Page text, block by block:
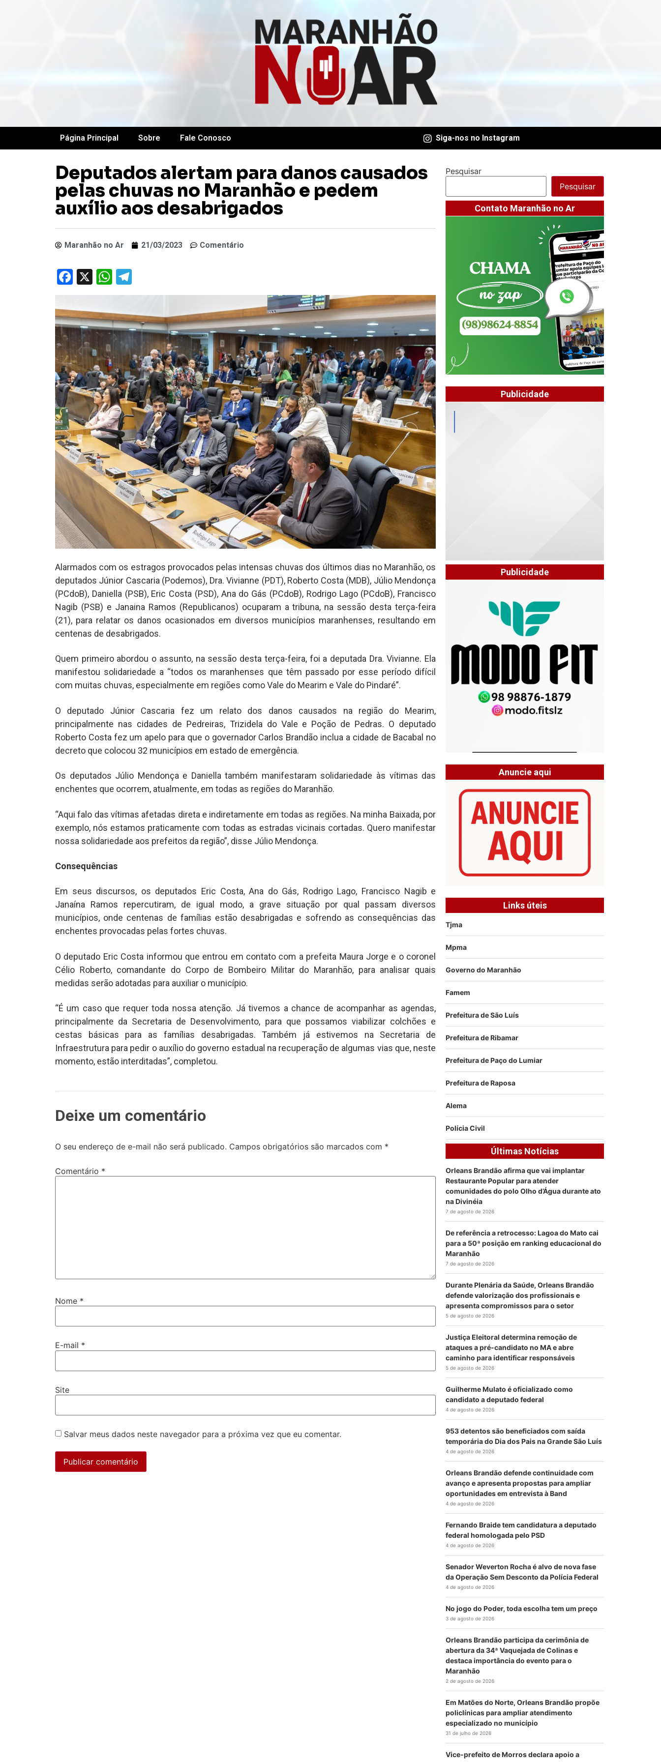
Página Principal Sobre Fale Conosco Siga-nos no Instagram
Deputados alertam para danos causados
pelas chuvas no Maranhão e pedem
auxílio aos desabrigados
Maranhão no Ar 21/03/2023 Comentário
Facebook
X WhatsApp
Alarmados com os estragos provocados pelas intensas chuvas dos últimos dias no Maranhão, os
deputados Júnior Cascaria (Podemos), Dra. Vivianne (PDT), Roberto Costa (MDB), Júlio Mendonça
(PCdoB), Daniella (PSB), Eric Costa (PSD), Ana do Gás (PCdoB), Rodrigo Lago (PCdoB), Francisco
Nagib (PSB) e Janaina Ramos (Republicanos) ocuparam a tribuna, na sessão desta terça-feira
(21), para relatar os danos ocasionados em diversos municípios maranhenses, resultando em
centenas de desabrigados.
Quem primeiro abordou o assunto, na sessão desta terça-feira, foi a deputada Dra. Vivianne. Ela
manifestou solidariedade a “todos os maranhenses que têm passado por esse período difícil
com muitas chuvas, especialmente em regiões como Vale do Mearim e Vale do Pindaré”.
O deputado Júnior Cascaria fez um relato dos danos causados na região do Mearim,
principalmente nas cidades de Pedreiras, Trizidela do Vale e Poção de Pedras. O deputado
Roberto Costa fez um apelo para que o governador Carlos Brandão inclua a cidade de Bacabal no
decreto que colocou 32 municípios em estado de emergência.
Os deputados Júlio Mendonça e Daniella também manifestaram solidariedade às vítimas das
enchentes que ocorrem, atualmente, em todas as regiões do Maranhão.
“Aqui falo das vítimas afetadas direta e indiretamente em todas as regiões. Na minha Baixada, por
exemplo, nós estamos praticamente com todas as estradas vicinais cortadas. Quero manifestar
nossa solidariedade aos prefeitos da região”, disse Júlio Mendonça.
Consequências
Em seus discursos, os deputados Eric Costa, Ana do Gás, Rodrigo Lago, Francisco Nagib e
Janaína Ramos repercutiram, de igual modo, a grave situação por qual passam diversos
municípios, onde centenas de famílias estão desabrigadas e sofrendo as consequências das
enchentes provocadas pelas fortes chuvas.
O deputado Eric Costa informou que entrou em contato com a prefeita Maura Jorge e o coronel
Célio Roberto, comandante do Corpo de Bombeiro Militar do Maranhão, para analisar quais
medidas serão adotadas para auxiliar o município.
“É um caso que requer toda nossa atenção. Já tivemos a chance de acompanhar as agendas,
principalmente da Secretaria de Desenvolvimento, para que possamos viabilizar colchões e
cestas básicas para as famílias desabrigadas. Também já estivemos na Secretaria de
Infraestrutura para pedir o auxílio do governo estadual na recuperação de algumas vias que, neste
momento, estão interditadas”, completou.
Deixe um comentário
O seu endereço de e-mail não será publicado. Campos obrigatórios são marcados com *
Comentário *
Nome *
E-mail *
Site
Salvar meus dados neste navegador para a próxima vez que eu comentar.
Pesquisar
Pesquisar
Contato Maranhão no Ar
Publicidade
Publicidade
Anuncie aqui
Links úteis
Tjma
Mpma
Governo do Maranhão
Famem
Prefeitura de São Luís
Prefeitura de Ribamar
Prefeitura de Paço do Lumiar
Prefeitura de Raposa
Alema
Polícia Civil
Últimas Notícias
Orleans Brandão afirma que vai implantar
Restaurante Popular para atender
comunidades do polo Olho d’Água durante ato
na Divinéia
7 de agosto de 2026
De referência a retrocesso: Lagoa do Mato cai
para a 50ª posição em ranking educacional do
Maranhão
7 de agosto de 2026
Durante Plenária da Saúde, Orleans Brandão
defende valorização dos profissionais e
apresenta compromissos para o setor
5 de agosto de 2026
Justiça Eleitoral determina remoção de
ataques a pré-candidato no MA e abre
caminho para identificar responsáveis
5 de agosto de 2026
Guilherme Mulato é oficializado como
candidato a deputado federal
4 de agosto de 2026
953 detentos são beneficiados com saída
temporária do Dia dos Pais na Grande São Luís
4 de agosto de 2026
Orleans Brandão defende continuidade com
avanço e apresenta propostas para ampliar
oportunidades em entrevista à Band
4 de agosto de 2026
Fernando Braide tem candidatura a deputado
federal homologada pelo PSD
4 de agosto de 2026
Senador Weverton Rocha é alvo de nova fase
da Operação Sem Desconto da Polícia Federal
4 de agosto de 2026
No jogo do Poder, toda escolha tem um preço
3 de agosto de 2026
Orleans Brandão participa da cerimônia de
abertura da 34ª Vaquejada de Colinas e
destaca importância do evento para o
Maranhão
2 de agosto de 2026
Em Matões do Norte, Orleans Brandão propõe
policlínicas para ampliar atendimento
especializado no município
31 de julho de 2026
Vice-prefeito de Morros declara apoio a